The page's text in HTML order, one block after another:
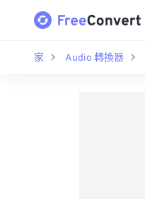
家 Audio 轉換器